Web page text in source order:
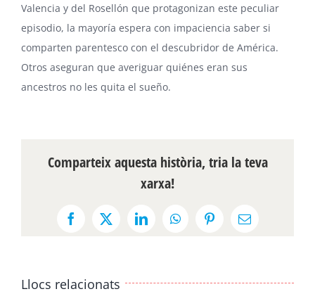
Valencia y del Rosellón que protagonizan este peculiar
episodio, la mayoría espera con impaciencia saber si
comparten parentesco con el descubridor de América.
Otros aseguran que averiguar quiénes eran sus
ancestros no les quita el sueño.
Comparteix aquesta història, tria la teva
xarxa!
Facebook
X LinkedInWhatsAppPinterestEmail:
Llocs relacionats